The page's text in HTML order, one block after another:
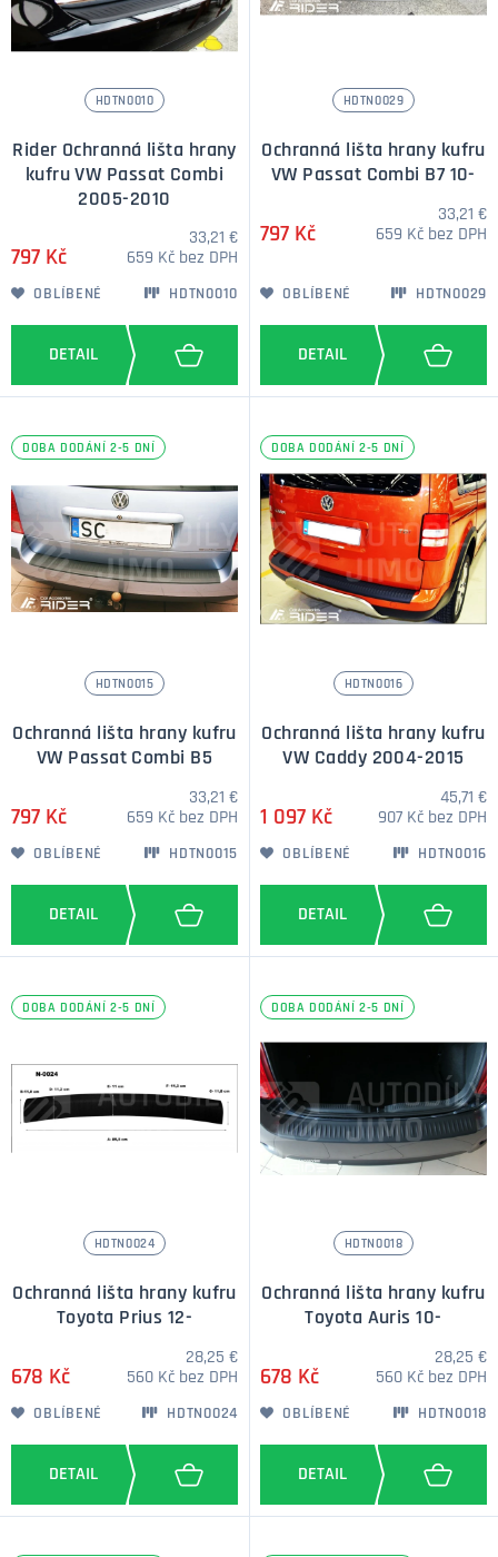
HDTN0010
Rider Ochranná lišta hrany
kufru VW Passat Combi
2005-2010
797 Kč
33,21 €
659 Kč bez DPH
OBLÍBENÉ HDTN0010
HDTN0029
Ochranná lišta hrany kufru
VW Passat Combi B7 10-
797 Kč
33,21 €
659 Kč bez DPH
OBLÍBENÉ HDTN0029
DOBA DODÁNÍ 2-5 DNÍ
HDTN0015
Ochranná lišta hrany kufru
VW Passat Combi B5
797 Kč
33,21 €
659 Kč bez DPH
OBLÍBENÉ HDTN0015
DOBA DODÁNÍ 2-5 DNÍ
HDTN0016
Ochranná lišta hrany kufru
VW Caddy 2004-2015
1 097 Kč
45,71 €
907 Kč bez DPH
OBLÍBENÉ HDTN0016
DOBA DODÁNÍ 2-5 DNÍ
HDTN0024
Ochranná lišta hrany kufru
Toyota Prius 12-
678 Kč
28,25 €
560 Kč bez DPH
OBLÍBENÉ HDTN0024
DOBA DODÁNÍ 2-5 DNÍ
HDTN0018
Ochranná lišta hrany kufru
Toyota Auris 10-
678 Kč
28,25 €
560 Kč bez DPH
OBLÍBENÉ HDTN0018